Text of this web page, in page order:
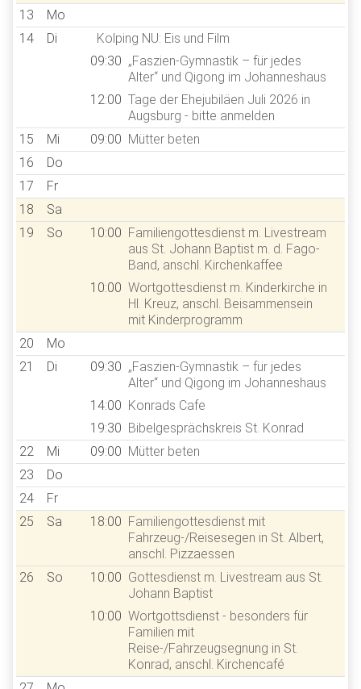
13
Mo
14
Di
Kolping NU: Eis und Film
09:30 „Faszien-Gymnastik – für jedes
Alter“ und Qigong im Johanneshaus
12:00 Tage der Ehejubiläen Juli 2026 in
Augsburg - bitte anmelden
15
Mi 09:00 Mütter beten
16
Do
17
Fr
18
Sa
19
So 10:00 Familiengottesdienst m. Livestream
aus St. Johann Baptist m. d. Fago-
Band, anschl. Kirchenkaffee
10:00 Wortgottesdienst m. Kinderkirche in
Hl. Kreuz, anschl. Beisammensein
mit Kinderprogramm
20
Mo
21
Di 09:30 „Faszien-Gymnastik – für jedes
Alter“ und Qigong im Johanneshaus
14:00 Konrads Cafe
19:30 Bibelgesprächskreis St. Konrad
22
Mi 09:00 Mütter beten
23
Do
24
Fr
25
Sa 18:00 Familiengottesdienst mit
Fahrzeug-/Reisesegen in St. Albert,
anschl. Pizzaessen
26
So 10:00 Gottesdienst m. Livestream aus St.
Johann Baptist
10:00 Wortgottsdienst - besonders für
Familien mit
Reise-/Fahrzeugsegnung in St.
Konrad, anschl. Kirchencafé